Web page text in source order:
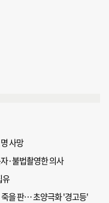
사망
·불법촬영한 의사
유
죽을 판… 초양극화 '경고등'